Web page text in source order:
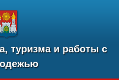
туризма и работы с